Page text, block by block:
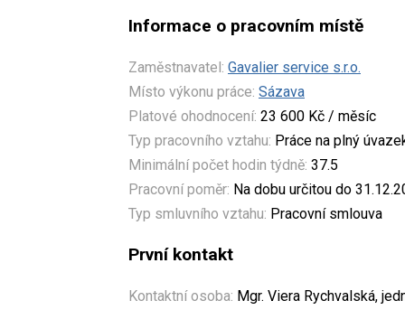
Informace o pracovním místě
Zaměstnavatel: Gavalier service s.r.o.
Místo výkonu práce: Sázava
Platové ohodnocení: 23 600 Kč / měsíc
Typ pracovního vztahu: Práce na plný
Minimální počet hodin týdně: 37.5
Pracovní poměr: Na dobu určitou do
Typ smluvního vztahu: Pracovní smlouva
První kontakt
Kontaktní osoba: Mgr. Viera Rychvalská,